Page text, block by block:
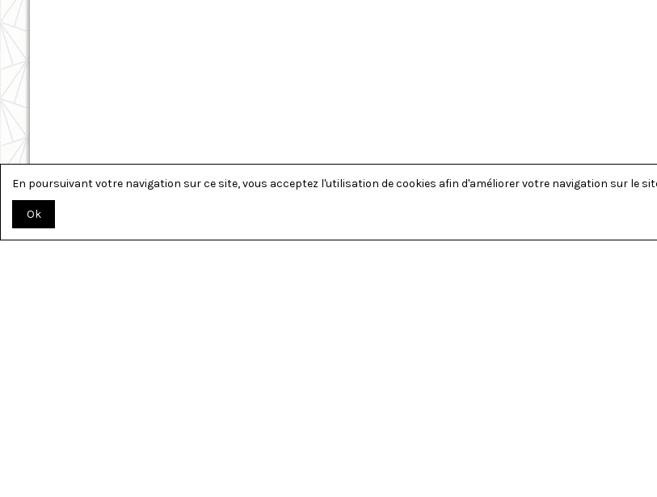
En poursuivant votre navigation sur ce site, vous acceptez l'utilisation de cookies afin d'améliorer votre navigation sur le
Ok